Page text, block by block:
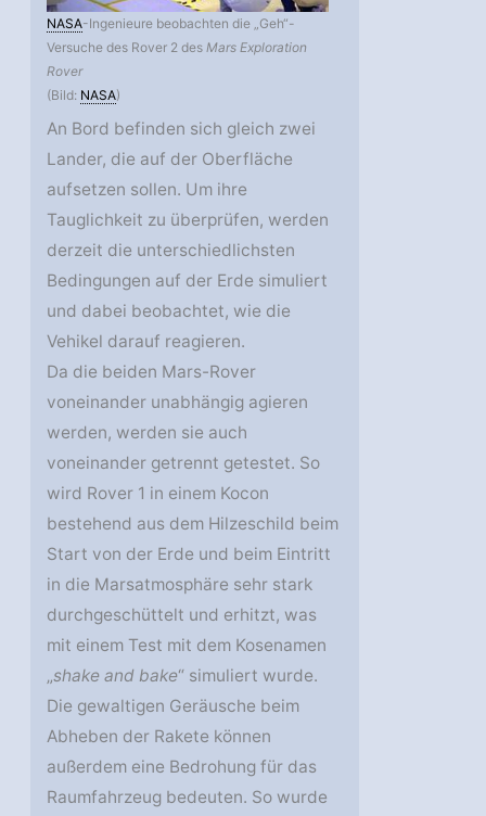
NASA-Ingenieure beobachten die „Geh“-
Versuche des Rover 2 desMars Exploration
Rover
(Bild: NASA)
An Bord befinden sich gleich zwei
Lander, die auf der Oberfläche
aufsetzen sollen. Um ihre
Tauglichkeit zu überprüfen, werden
derzeit die unterschiedlichsten
Bedingungen auf der Erde simuliert
und dabei beobachtet, wie die
Vehikel darauf reagieren.
Da die beiden Mars-Rover
voneinander unabhängig agieren
werden, werden sie auch
voneinander getrennt getestet. So
wird Rover 1 in einem Kocon
bestehend aus dem Hilzeschild beim
Start von der Erde und beim Eintritt
in die Marsatmosphäre sehr stark
durchgeschüttelt und erhitzt, was
mit einem Test mit dem Kosenamen
„shake and bake“ simuliert wurde.
Die gewaltigen Geräusche beim
Abheben der Rakete können
außerdem eine Bedrohung für das
Raumfahrzeug bedeuten. So wurde